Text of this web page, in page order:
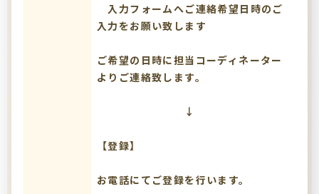
入力フォームへご連絡希望日時のご
入力をお願い致します
ご希望の日時に担当コーディネーター
よりご連絡致します。
↓
【登録】
お電話にてご登録を行います。